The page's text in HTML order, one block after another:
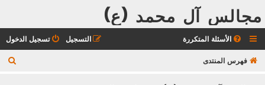
مجالس آل محمد (ع)
الأسئلة المتكررة تسجيل الدخول التسجيل
فهرس المنتدى